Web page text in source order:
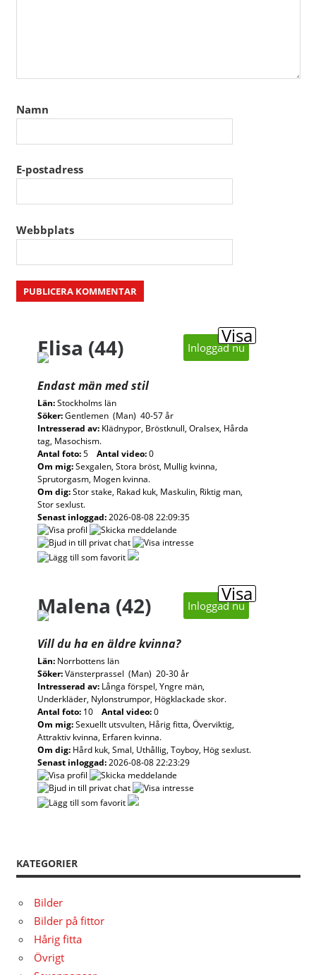
Namn
E-postadress
Webbplats
Elisa (44) Inloggad nu
Visa
Endast män med stil
Län: Stockholms län
Söker:Gentlemen (Man) 40-57 år
Intresserad av: Klädnypor, Bröstknull, Oralsex, Hårda
tag, Masochism.
Antal foto: 5 Antal video: 0
Om mig: Sexgalen, Stora bröst, Mullig kvinna,
Sprutorgasm, Mogen kvinna.
Om dig: Stor stake, Rakad kuk, Maskulin, Riktig man,
Stor sexlust.
Senast inloggad: 2026-08-08 22:09:35
Malena (42) Inloggad nu
Visa
Vill du ha en äldre kvinna?
Län: Norrbottens län
Söker:Vänsterprassel (Man) 20-30 år
Intresserad av: Långa förspel, Yngre män,
Underkläder, Nylonstrumpor, Högklackade skor.
Antal foto: 10 Antal video: 0
Om mig: Sexuellt utsvulten, Hårig fitta, Överviktig,
Attraktiv kvinna, Erfaren kvinna.
Om dig: Hård kuk, Smal, Uthållig, Toyboy, Hög sexlust.
Senast inloggad: 2026-08-08 22:23:29
KATEGORIER
Bilder
Bilder på fittor
Hårig fitta
Övrigt